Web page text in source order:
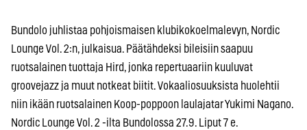
Bundolo juhlistaa pohjoismaisen klubikokoelmalevyn, Nordic
Lounge Vol. 2:n, julkaisua. Päätähdeksi bileisiin saapuu
ruotsalainen tuottaja Hird, jonka repertuaariin kuuluvat
groovejazz ja muut notkeat biitit. Vokaaliosuuksista huolehtii
niin ikään ruotsalainen Koop-poppoon laulajatar Yukimi Nagano.
Nordic Lounge Vol. 2 -ilta Bundolossa 27.9. Liput 7 e.